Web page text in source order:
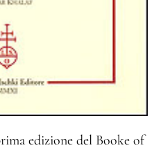
edizione del Booke of